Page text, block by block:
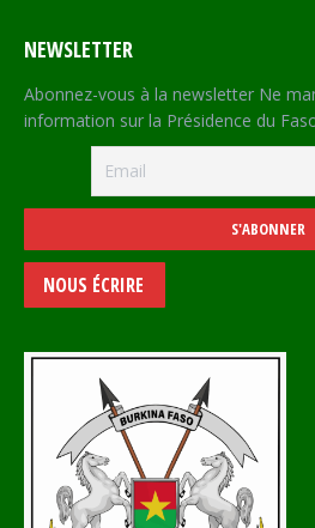
NEWSLETTER
Abonnez-vous à la newsletter Ne
information sur la Présidence du
NOUS ÉCRIRE